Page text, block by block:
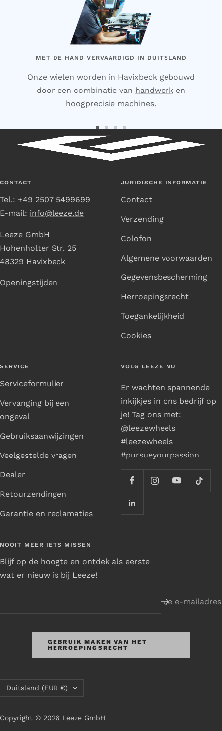
MET DE HAND VERVAARDIGD IN DUITSLAND
Onze wielen worden in Havixbeck gebouwd
door een combinatie van handwerk en
hoogprecisie machines.
Ga
naar
dia
Ga
naar
dia
naar
dia
naar
dia
CONTACT
Tel.: +49 2507 5499699
E-mail: info@leeze.de
Leeze GmbH
Hohenholter Str. 25
48329 Havixbeck
Openingstijden
JURIDISCHE INFORMATIE
Contact
Verzending
Colofon
Algemene voorwaarden
Gegevensbescherming
Herroepingsrecht
Toegankelijkheid
Cookies
SERVICE
Serviceformulier
Vervanging bij een
ongeval
Gebruiksaanwijzingen
Veelgestelde vragen
Dealer
Retourzendingen
Garantie en reclamaties
VOLG LEEZE NU
Er wachten spannende
inkijkjes in ons bedrijf op
je! Tag ons met:
@leezewheels
#leezewheels
#pursueyourpassion
NOOIT MEER IETS MISSEN
Blijf op de hoogte en ontdek als eerste
wat er nieuw is bij Leeze!
Je e-mailadres
GEBRUIK MAKEN VAN HET
HERROEPINGSRECHT
Land/regio Duitsland (EUR €)
Copyright © 2026 Leeze GmbH